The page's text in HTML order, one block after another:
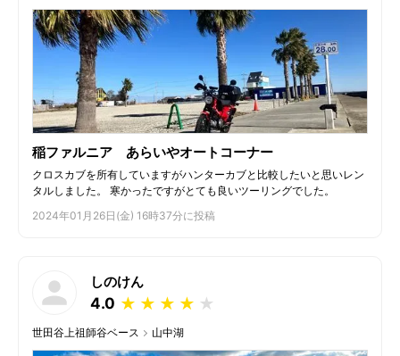
稲ファルニア あらいやオートコーナー
クロスカブを所有していますがハンターカブと比較したいと思いレン
タルしました。 寒かったですがとても良いツーリングでした。
2024年01月26日(金) 16時37分に投稿
しのけん
4.0 ★
★
★
★
★
世田谷上祖師谷ベース 山中湖